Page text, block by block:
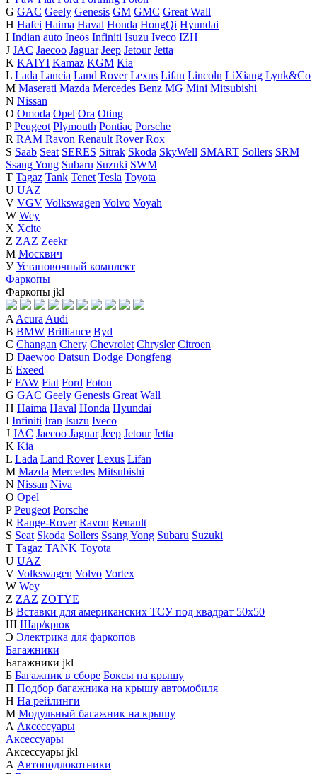
G GAC Geely Genesis GM GMC Great Wall
H Hafei Haima Haval Honda HongQi Hyundai
I Indian auto Ineos Infiniti Isuzu Iveco IZH
J JAC Jaecoo Jaguar Jeep Jetour Jetta
K KAIYI Kamaz KGM Kia
L Lada Lancia Land Rover Lexus Lifan Lincoln LiXiang Lynk&Co
M Maserati Mazda Mercedes Benz MG Mini Mitsubishi
N Nissan
O Omoda Opel Ora Oting
P Peugeot Plymouth Pontiac Porsche
R RAM Ravon Renault Rover Rox
S Saab Seat SERES Sitrak Skoda SkyWell SMART Sollers SRM
Ssang Yong Subaru Suzuki SWM
T Tagaz Tank Tenet Tesla Toyota
U UAZ
V VGV Volkswagen Volvo Voyah
W Wey
X Xcite
Z ZAZ Zeekr
М Москвич
У Установочный комплект
Фаркопы
Фаркопы jkl
A Acura Audi
B BMW Brilliance Byd
C Changan Chery Chevrolet Chrysler Citroen
D Daewoo Datsun Dodge Dongfeng
E Exeed
F FAW Fiat Ford Foton
G GAC Geely Genesis Great Wall
H Haima Haval Honda Hyundai
I Infiniti Iran Isuzu Iveco
J JAC Jaecoo Jaguar Jeep Jetour Jetta
K Kia
L Lada Land Rover Lexus Lifan
M Mazda Mercedes Mitsubishi
N Nissan Niva
O Opel
P Peugeot Porsche
R Range-Rover Ravon Renault
S Seat Skoda Sollers Ssang Yong Subaru Suzuki
T Tagaz TANK Toyota
U UAZ
V Volkswagen Volvo Vortex
W Wey
Z ZAZ ZOTYE
В Вставки для американских ТСУ под квадрат 50х50
Ш Шар/крюк
Э Электрика для фаркопов
Багажники
Багажники jkl
Б Багажник в сборе Боксы на крышу
П Подбор багажника на крышу автомобиля
Н На рейлинги
М Модульный багажник на крышу
А Аксессуары
Аксессуары
Аксессуары jkl
А Автоподлокотники